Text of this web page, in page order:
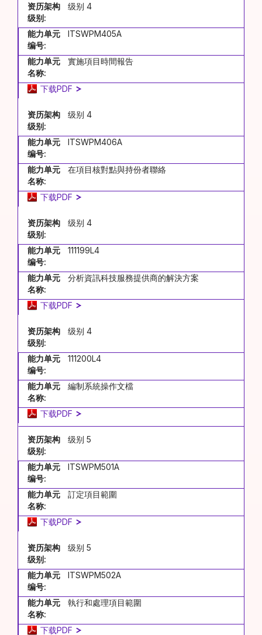
资历架构
级别:
级别 4
能力单元
编号:
ITSWPM405A
能力单元
名称:
實施項目時間報告
下载PDF
资历架构
级别:
级别 4
能力单元
编号:
ITSWPM406A
能力单元
名称:
在項目核對點與持份者聯絡
下载PDF
资历架构
级别:
级别 4
能力单元
编号:
111199L4
能力单元
名称:
分析資訊科技服務提供商的解決方案
下载PDF
资历架构
级别:
级别 4
能力单元
编号:
111200L4
能力单元
名称:
編制系統操作文檔
下载PDF
资历架构
级别:
级别 5
能力单元
编号:
ITSWPM501A
能力单元
名称:
訂定項目範圍
下载PDF
资历架构
级别:
级别 5
能力单元
编号:
ITSWPM502A
能力单元
名称:
執行和處理項目範圍
下载PDF